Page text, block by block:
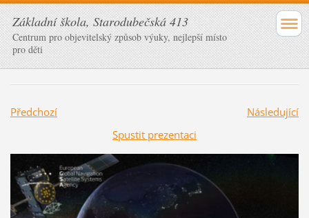
Základní škola, Starodubečská 413
Centrum pro objevitelský způsob výuky, nejlepší místo
pro děti
Předchozí
Následující
Spustit prezentaci